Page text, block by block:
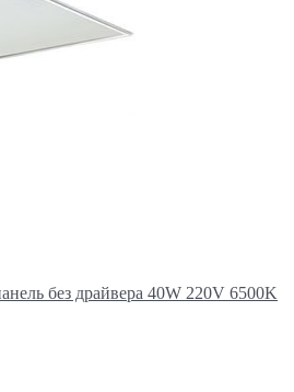
без драйвера 40W 220V 6500K